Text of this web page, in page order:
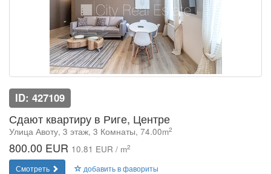
ID: 427109
Сдают квартиру в Риге, Центре
Улица Авоту, 3 этаж, 3 Комнаты, 74.00m2
800.00 EUR 10.81 EUR / m2
Смотреть добавить в фавориты